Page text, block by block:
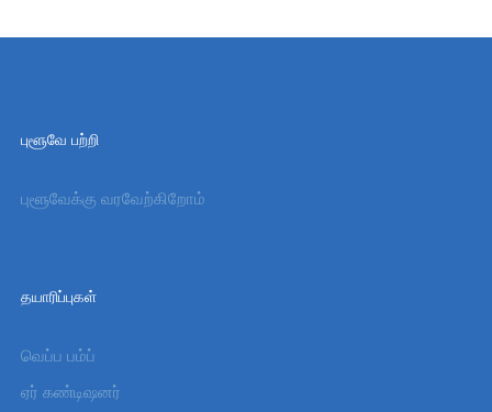
புளூவே பற்றி
புளூவேக்கு வரவேற்கிறோம்
தயாரிப்புகள்
வெப்ப பம்ப்
ஏர் கண்டிஷனர்